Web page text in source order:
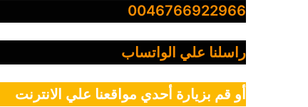
0046766922966
راسلنا علي الواتساب
أو قم بزيارة أحدي مواقعنا علي الانترنت